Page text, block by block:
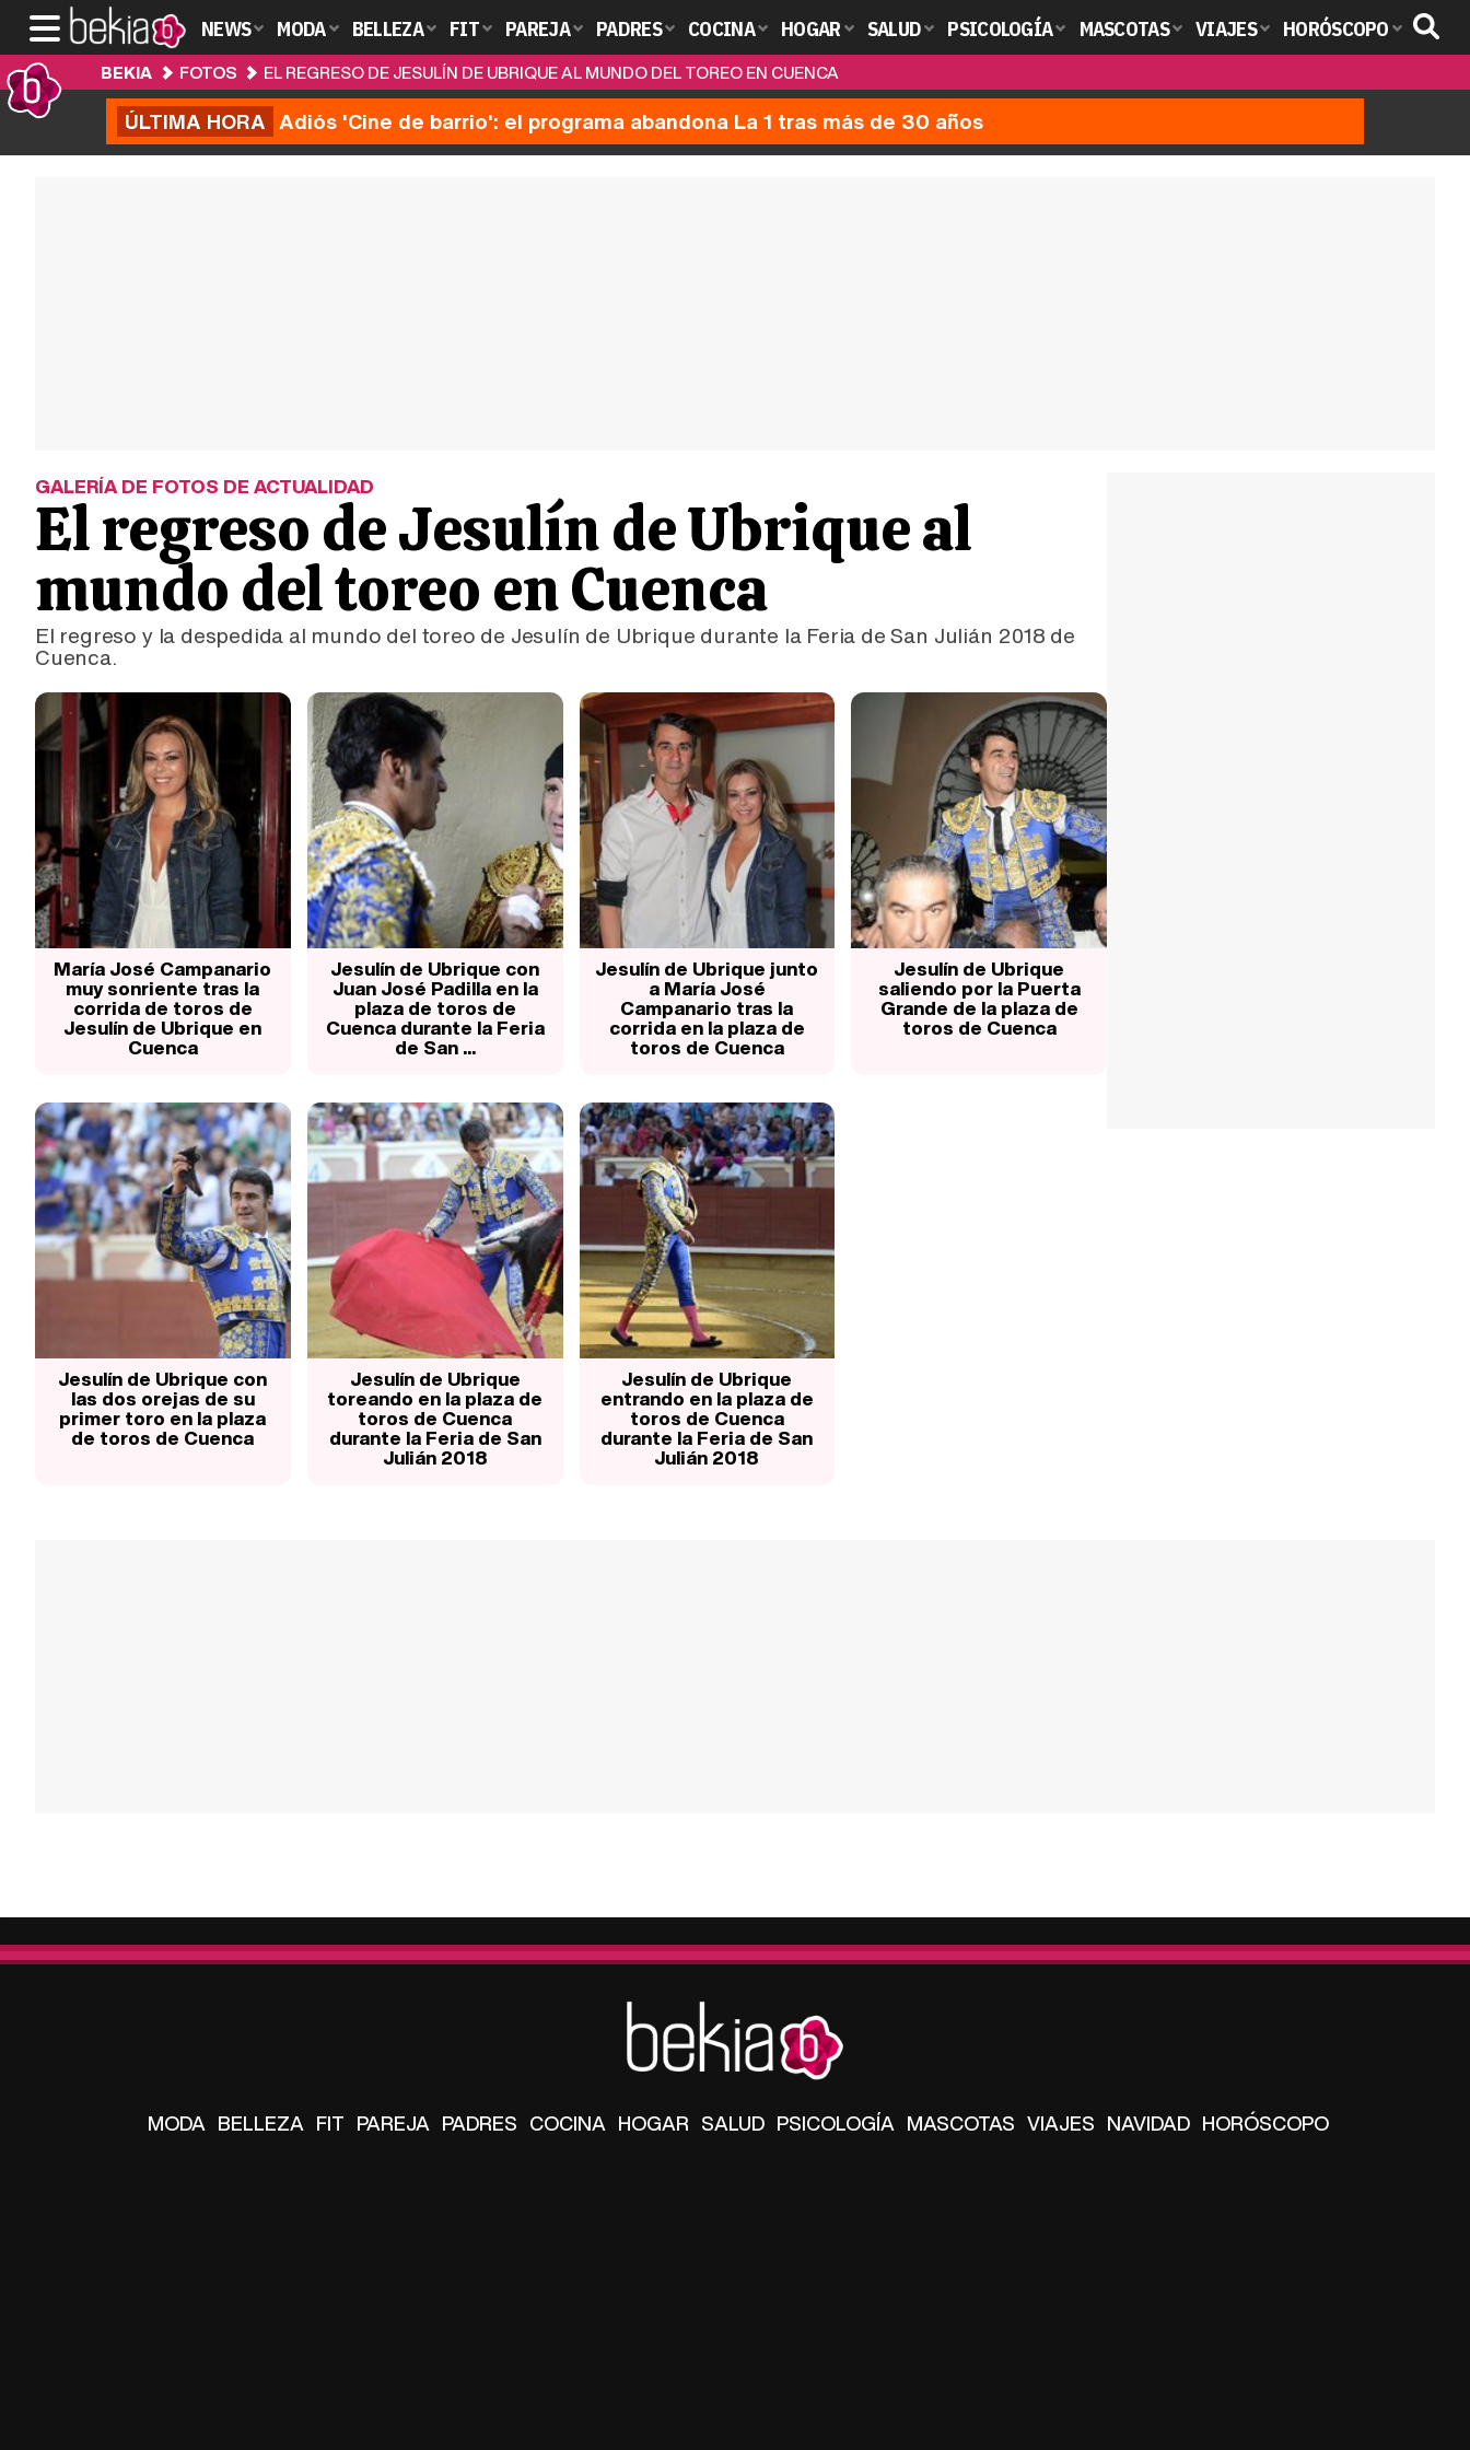
NEWS MODA BELLEZA FIT PAREJA PADRES COCINA HOGAR SALUD PSICOLOGÍA MASCOTAS VIAJES HORÓSCOPO
BEKIA FOTOS EL REGRESO DE JESULÍN DE UBRIQUE AL MUNDO DEL TOREO EN CUENCA
ÚLTIMA HORA Adiós 'Cine de barrio': el programa abandona La 1 tras más de 30 años
GALERÍA DE FOTOS DE ACTUALIDAD
El regreso de Jesulín de Ubrique al
mundo del toreo en Cuenca
El regreso y la despedida al mundo del toreo de Jesulín de Ubrique durante la Feria de San Julián 2018 de
Cuenca.
María José Campanario
muy sonriente tras la
corrida de toros de
Jesulín de Ubrique en
Cuenca
Jesulín de Ubrique con
Juan José Padilla en la
plaza de toros de
Cuenca durante la Feria
de San ...
Jesulín de Ubrique junto
a María José
Campanario tras la
corrida en la plaza de
toros de Cuenca
Jesulín de Ubrique
saliendo por la Puerta
Grande de la plaza de
toros de Cuenca
Jesulín de Ubrique con
las dos orejas de su
primer toro en la plaza
de toros de Cuenca
Jesulín de Ubrique
toreando en la plaza de
toros de Cuenca
durante la Feria de San
Julián 2018
Jesulín de Ubrique
entrando en la plaza de
toros de Cuenca
durante la Feria de San
Julián 2018
MODA BELLEZA FIT PAREJA PADRES COCINA HOGAR SALUD PSICOLOGÍA MASCOTAS VIAJES NAVIDAD HORÓSCOPO